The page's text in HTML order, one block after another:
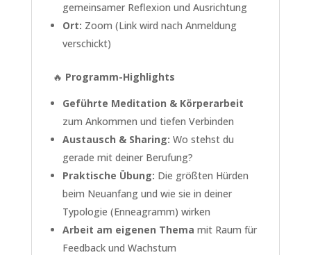
gemeinsamer Reflexion und Ausrichtung
Ort: Zoom (Link wird nach Anmeldung
verschickt)
🔥 Programm-Highlights
Geführte Meditation & Körperarbeit
zum Ankommen und tiefen Verbinden
Austausch & Sharing: Wo stehst du
gerade mit deiner Berufung?
Praktische Übung: Die größten Hürden
beim Neuanfang und wie sie in deiner
Typologie (Enneagramm) wirken
Arbeit am eigenen Thema mit Raum für
Feedback und Wachstum